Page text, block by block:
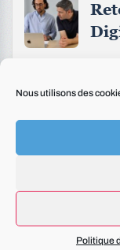
Nous utilisons des
Politique